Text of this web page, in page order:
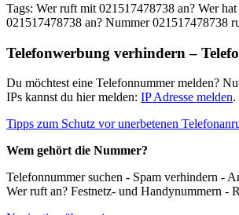
Tags: Wer ruft mit 021517478738 an? Wer
021517478738 an? Nummer 021517478738
Telefonwerbung verhindern –
Du möchtest eine Telefonnummer melden?
IPs kannst du hier melden: IP Adresse melden.
Tipps zum Schutz vor unerbetenen
Wem gehört die Nummer?
Telefonnummer suchen - Spam verhindern -
Wer ruft an? Festnetz- und Handynummern -